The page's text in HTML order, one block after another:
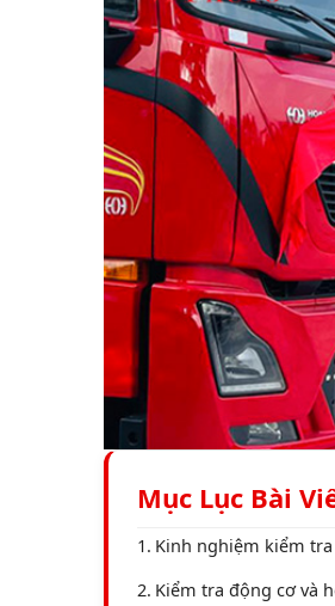
Mục Lục Bài
Kinh nghiệm kiểm
Kiểm tra động cơ và